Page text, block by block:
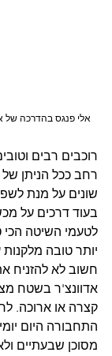
אלי פנגס בהדרכה של
רוכבים רבים
רחב ככל הניתן
שונים על מנת
בעוד דרכים על
לטעמי השיטה
יותר טובה מלקנות
חשוב לא להזניח
אדוונצ'ר בשטח
קצרה או ארוכה.
התחבורה היום
מסוכן שבעתיים